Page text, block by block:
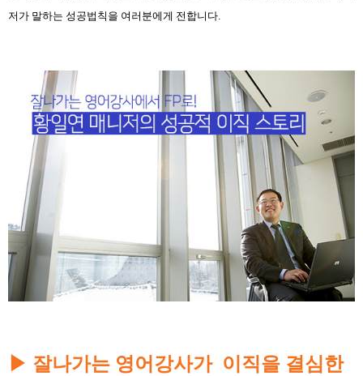
저가 말하는 성공법칙을 여러분에게 전합니다.
▶ 잘나가는 영어강사가 이직을 결심한